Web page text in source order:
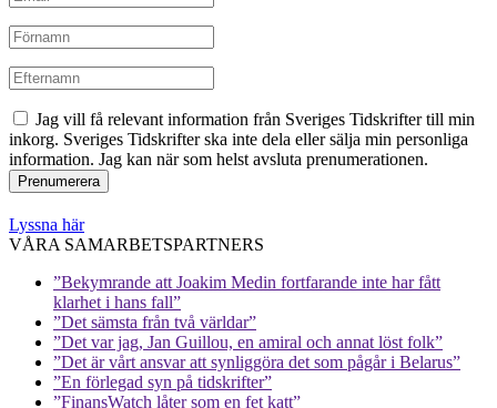
Jag vill få relevant information från Sveriges Tidskrifter till min
inkorg. Sveriges Tidskrifter ska inte dela eller sälja min personliga
information. Jag kan när som helst avsluta prenumerationen.
Lyssna här
VÅRA SAMARBETSPARTNERS
”Bekymrande att Joakim Medin fortfarande inte har fått
klarhet i hans fall”
”Det sämsta från två världar”
”Det var jag, Jan Guillou, en amiral och annat löst folk”
”Det är vårt ansvar att synliggöra det som pågår i Belarus”
”En förlegad syn på tidskrifter”
”FinansWatch låter som en fet katt”